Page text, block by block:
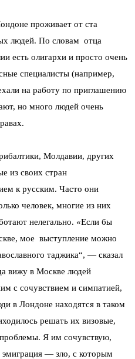
проживает от ста
людей. По словам отца
есть олигархи и просто очень
специалисты (например,
на работу по приглашению
но много людей очень
Молдавии, других
из своих стран
к русским. Часто они
человек, многие из них
нелегально. «Если бы
мое выступление можно
таджика“, — сказал
вижу в Москве людей
с сочувствием и симпатией,
в Лондоне находятся в таком
решать их визовые,
Я им сочувствую,
эмиграция — зло, с которым